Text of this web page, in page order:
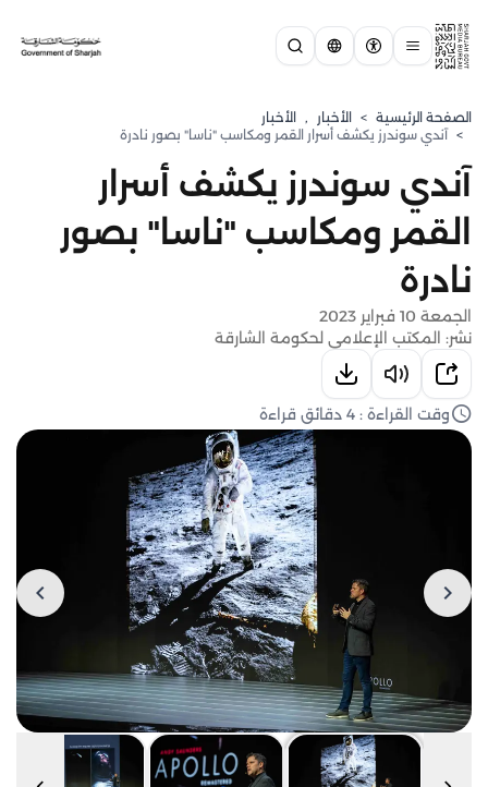
الصفحة الرئيسية > الأخبار , الأخبار
> آندي سوندرز يكشف أسرار القمر ومكاسب "ناسا" بصور نادرة
آندي سوندرز يكشف أسرار
القمر ومكاسب "ناسا" بصور
نادرة
الجمعة 10 فبراير 2023
نشر: المكتب الإعلامي لحكومة الشارقة
وقت القراءة : 4 دقائق قراءة